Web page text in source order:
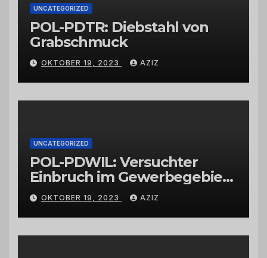
UNCATEGORIZED
POL-PDTR: Diebstahl von
Grabschmuck
OKTOBER 19, 2023 AZIZ
UNCATEGORIZED
POL-PDWIL: Versuchter
Einbruch im Gewerbegebiet
Wittlich
OKTOBER 19, 2023 AZIZ